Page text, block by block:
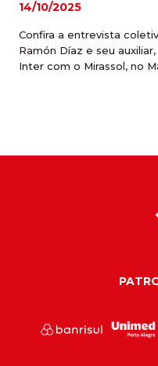
14/10/2025
Confira a entrevista
Ramón Díaz e seu
Inter com o Mirassol, no